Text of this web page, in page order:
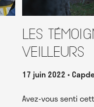
Les
Veilleurs
17 juin 2022
Avez-vous senti